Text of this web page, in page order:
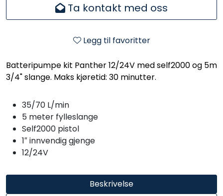
Ta kontakt med oss
Legg til favoritter
Batteripumpe kit Panther 12/24V med self2000 og 5m
3/4" slange. Maks kjøretid: 30 minutter.
Beskrivelse
35/70 L/min
5 meter fylleslange
Self2000 pistol
1″ innvendig gjenge
12/24V